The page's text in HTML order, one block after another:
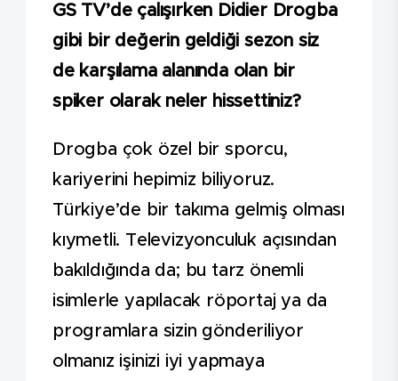
GS TV’de çalışırken Didier Drogba
gibi bir değerin geldiği sezon siz
de karşılama alanında olan bir
spiker olarak neler hissettiniz?
Drogba çok özel bir sporcu,
kariyerini hepimiz biliyoruz.
Türkiye’de bir takıma gelmiş olması
kıymetli. Televizyonculuk açısından
bakıldığında da; bu tarz önemli
isimlerle yapılacak röportaj ya da
programlara sizin gönderiliyor
olmanız işinizi iyi yapmaya